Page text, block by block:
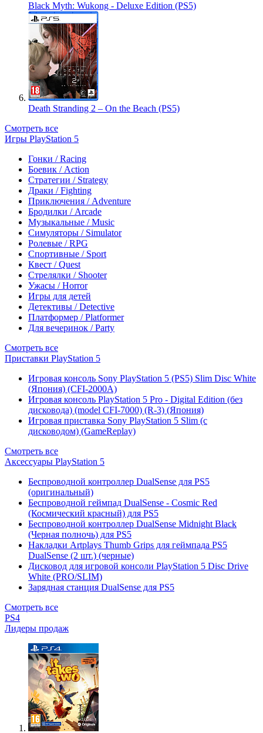
Black Myth: Wukong - Deluxe Edition (PS5)
Death Stranding 2 – On the Beach (PS5)
Смотреть все
Игры PlayStation 5
Гонки / Racing
Боевик / Action
Стратегии / Strategy
Драки / Fighting
Приключения / Adventure
Бродилки / Arcade
Музыкальные / Music
Симуляторы / Simulator
Ролевые / RPG
Спортивные / Sport
Квест / Quest
Стрелялки / Shooter
Ужасы / Horror
Игры для детей
Детективы / Detective
Платформер / Platformer
Для вечеринок / Party
Смотреть все
Приставки PlayStation 5
Игровая консоль Sony PlayStation 5 (PS5) Slim Disc White
(Япония) (CFI-2000A)
Игровая консоль PlayStation 5 Pro - Digital Edition (без
дисковода) (model CFI-7000) (R-3) (Япония)
Игровая приставка Sony PlayStation 5 Slim (с
дисководом) (GameReplay)
Смотреть все
Аксессуары PlayStation 5
Беспроводной контроллер DualSense для PS5
(оригинальный)
Беспроводной геймпад DualSense - Cosmic Red
(Космический красный) для PS5
Беспроводной контроллер DualSense Midnight Black
(Черная полночь) для PS5
Накладки Artplays Thumb Grips для геймпада PS5
DualSense (2 шт.) (черные)
Дисковод для игровой консоли PlayStation 5 Disc Drive
White (PRO/SLIM)
Зарядная станция DualSense для PS5
Смотреть все
PS4
Лидеры продаж